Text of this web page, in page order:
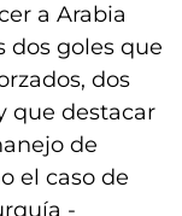
a Arabia
dos goles que
dos
que destacar
de
el caso de
-